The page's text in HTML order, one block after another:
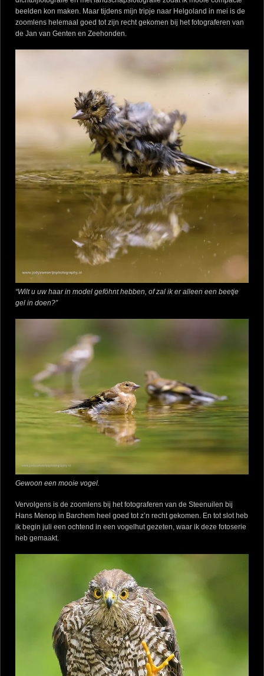
beelden kon maken. Maar tijdens mijn tripje naar Helgoland in mei is de
zoomlens helemaal goed tot zijn recht gekomen bij het fotograferen van
de Jan van Genten en Zeehonden.
“Wilt u uw haar in model geföhnt hebben, of zal ik er alleen een beetje
gel in doen?”
Gewoon een mooie vogel.
Vervolgens is de zoomlens bij het fotograferen van de Steenuilen bij
Hans Menop in Barchem heel goed tot z’n recht gekomen. En tot slot heb
ik begin juli een ochtend in een vogelhut gezeten, waar ik deze fotoserie
heb gemaakt.